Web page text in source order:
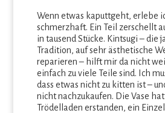
Wenn etwas kaputtgeht, erlebe
schmerzhaft. Ein Teil zerschellt
in tausend Stücke. Kintsugi – die
Tradition, auf sehr ästhetische
reparieren – hilft mir da nicht
einfach zu viele Teile sind. Ich
dass etwas nicht zu kitten ist –
nicht nachzukaufen. Die Vase
Trödelladen erstanden, ein